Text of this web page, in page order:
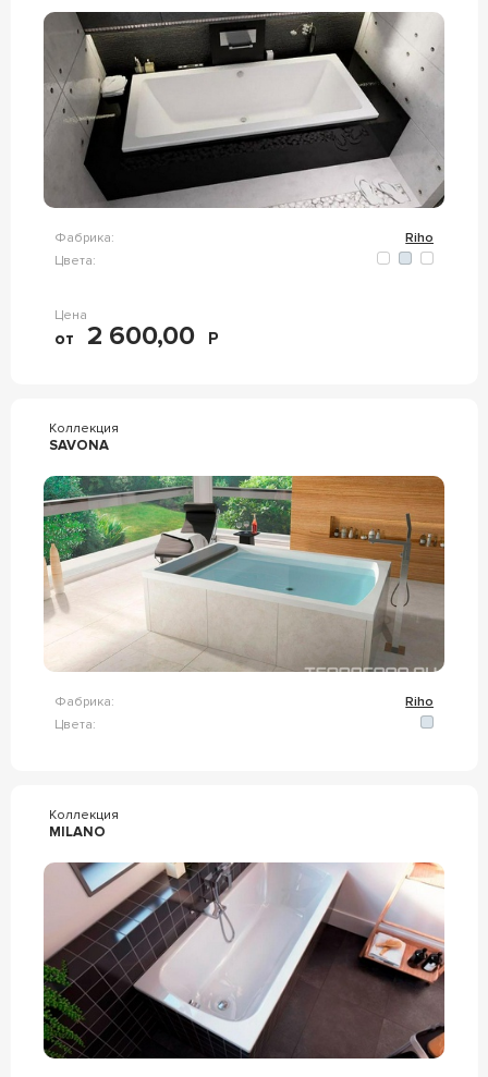
Фабрика:
Riho
Цвета:
Цена
от 2 600,00 Р
Коллекция
SAVONA
Фабрика:
Riho
Цвета:
Коллекция
MILANO